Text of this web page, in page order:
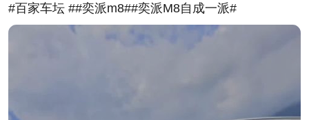
#百家车坛 ##奕派m8##奕派M8自成一派#